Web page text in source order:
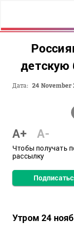
детскую
Дата: 24 November
A+ A-
Чтобы получать
рассылку
Утром 24